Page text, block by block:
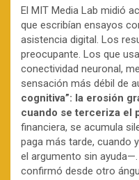
El MIT Media Lab midió
que escribían ensayos
asistencia digital. Los
preocupante. Los que
conectividad neuronal,
sensación más débil de
cognitiva”: la erosión
cuando se terceriza el
financiera, se acumula
paga más tarde, cuando
el argumento sin
confirmó desde otro